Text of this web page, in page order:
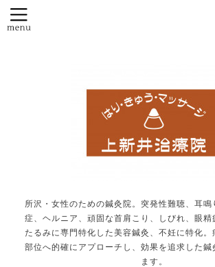
所沢・女性のための鍼灸院。突発性難聴、耳鳴
症、ヘルニア、頑固な首肩こり、しびれ、眼精
たるみに専門特化した美容鍼灸、不妊に特化。
部位へ的確にアプローチし、効果を追求した鍼
ます。